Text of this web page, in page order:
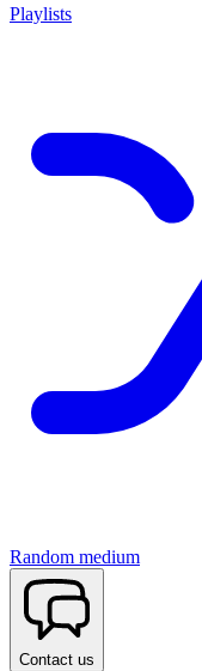
Playlists
Random medium
Contact us